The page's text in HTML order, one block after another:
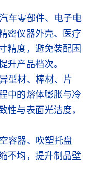
车零部件、电子电
密仪器外壳、医疗
精度，避免装配困
升产品档次。
型材、棒材、片
中的熔体膨胀与冷
性与表面光洁度，
容器、吹塑托盘
不均，提升制品壁